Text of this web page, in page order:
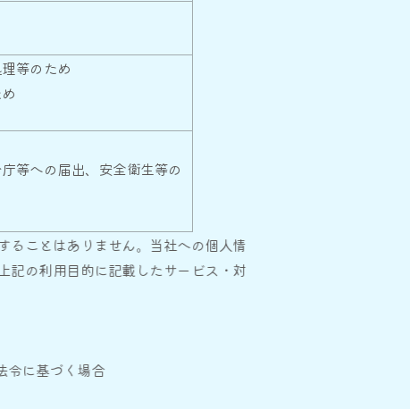
等のため
等への届出、安全衛生等の
ことはありません。当社への個人情
の利用目的に記載したサービス・対
に基づく場合